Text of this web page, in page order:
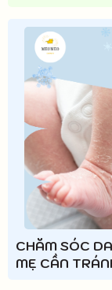
CHĂM SÓC
MẸ CẦN